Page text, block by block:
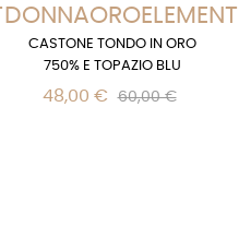
CASTONE TONDO IN ORO
750% E TOPAZIO BLU
48,00 € 60,00 €